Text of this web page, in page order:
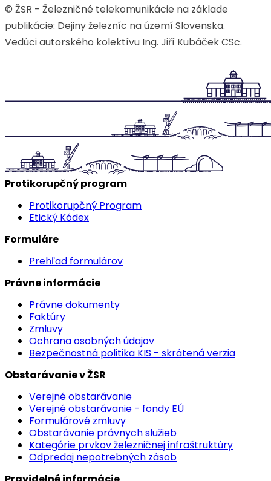
© ŽSR - Železničné telekomunikácie na základe
publikácie: Dejiny železníc na území Slovenska.
Vedúci autorského kolektívu Ing. Jiří Kubáček CSc.
Protikorupčný program
Protikorupčný Program
Etický Kódex
Formuláre
Prehľad formulárov
Právne informácie
Právne dokumenty
Faktúry
Zmluvy
Ochrana osobných údajov
Bezpečnostná politika KIS - skrátená verzia
Obstarávanie v ŽSR
Verejné obstarávanie
Verejné obstarávanie - fondy EÚ
Formulárové zmluvy
Obstarávanie právnych služieb
Kategórie prvkov železničnej infraštruktúry
Odpredaj nepotrebných zásob